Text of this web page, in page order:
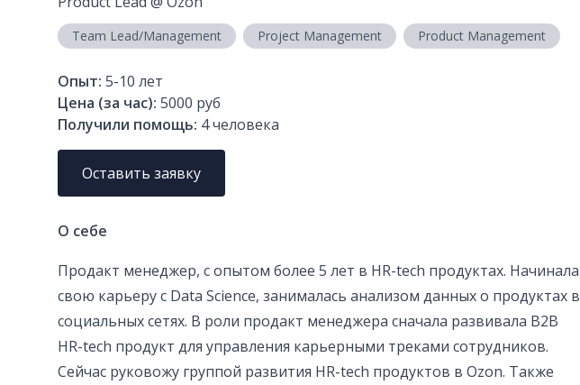
Team Lead/Management Project Management Product Management
Опыт: 5-10 лет
Цена (за час): 5000 руб
Получили помощь: 4человека
Оставить заявку
О себе
Продакт менеджер, с опытом более 5 лет в HR-tech продуктах. Начинала
свою карьеру с Data Science, занималась анализом данных о продуктах в
социальных сетях. В роли продакт менеджера сначала развивала B2B
HR-tech продукт для управления карьерными треками сотрудников.
Сейчас руковожу группой развития HR-tech продуктов в Ozon. Также